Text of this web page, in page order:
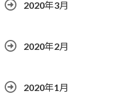
2020年3月
2020年2月
2020年1月